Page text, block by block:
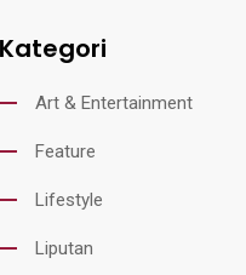
Kategori
Art & Entertainment
Feature
Lifestyle
Liputan